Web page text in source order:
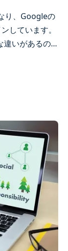
り、Googleの
しています。
違いがあるの